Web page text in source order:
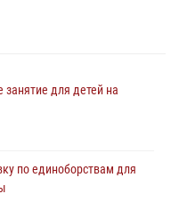
для детей на
по единоборствам для